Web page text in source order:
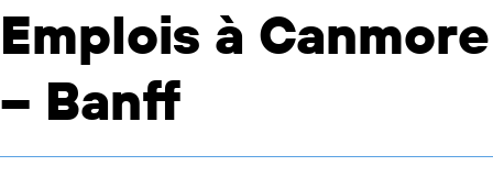
Emplois à Canmore
– Banff